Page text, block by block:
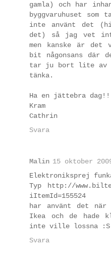
gamla) och har
byggvaruhuset
inte använt det
det) så jag vet
men kanske är
bit någonsans där
tar ju bort lite av
tänka.
Ha en jättebra
Kram
Cathrin
Svara
Malin 15 oktober
Elektroniksprej
Typ http://
iItemId=155524
har använt det när
Ikea och de
inte ville lossna :S
Svara